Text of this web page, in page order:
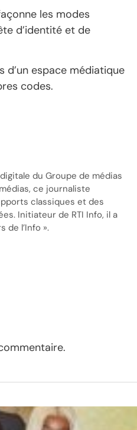
les modes
d’identité et de
espace médiatique
codes.
du Groupe de médias
ce journaliste
classiques et des
Initiateur de RTI Info, il a
l’Info ».